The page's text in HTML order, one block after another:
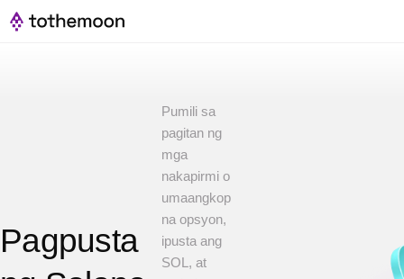
Pagpusta
Pumili sa
pagitan ng
mga
nakapirmi o
umaangkop
na opsyon,
ipusta ang
SOL, at